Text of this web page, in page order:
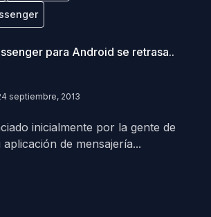
para Android se retrasa..
septiembre, 2013
inicialmente por la gente de
de mensajería...